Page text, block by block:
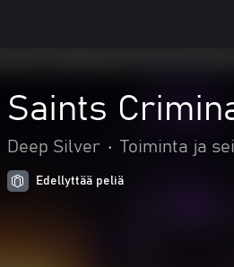
Saints
Deep Silver • Toiminta ja
Edellyttää peliä